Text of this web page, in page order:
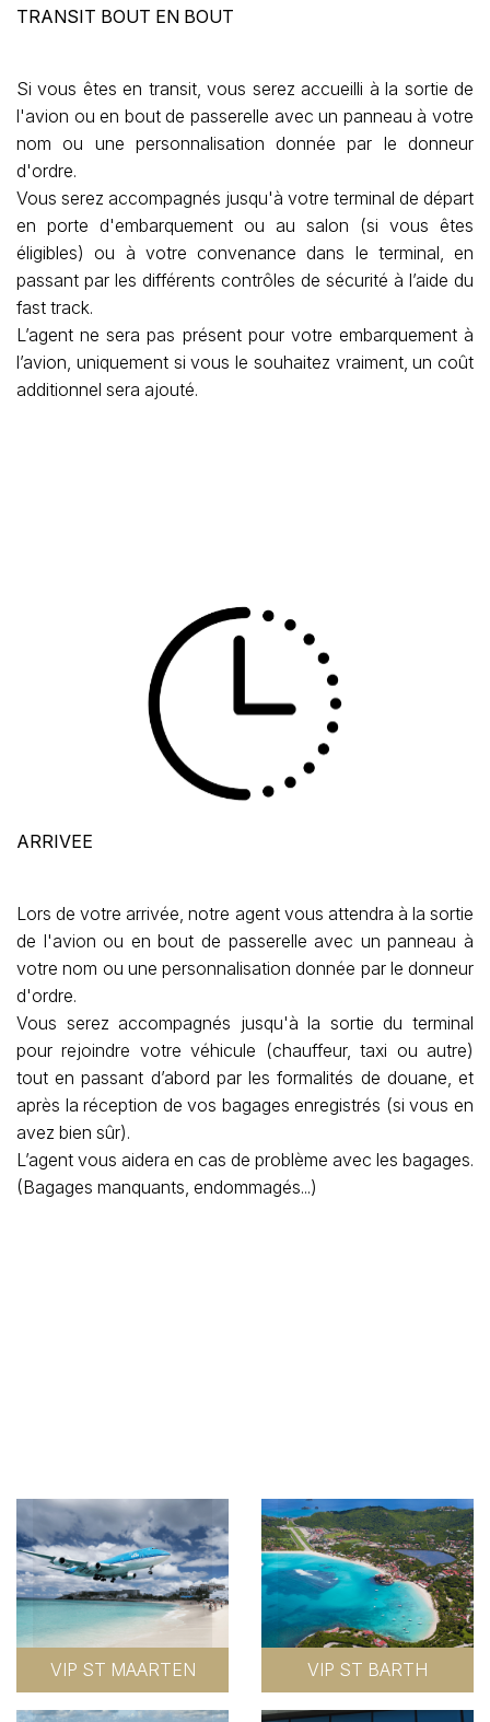
TRANSIT BOUT EN BOUT
Si vous êtes en transit, vous serez accueilli à la sortie de
l'avion ou en bout de passerelle avec un panneau à votre
nom ou une personnalisation donnée par le donneur
d'ordre.
Vous serez accompagnés jusqu'à votre terminal de départ
en porte d'embarquement ou au salon (si vous êtes
éligibles) ou à votre convenance dans le terminal, en
passant par les différents contrôles de sécurité à l’aide du
fast track.
L’agent ne sera pas présent pour votre embarquement à
l’avion, uniquement si vous le souhaitez vraiment, un coût
additionnel sera ajouté.
ARRIVEE
Lors de votre arrivée, notre agent vous attendra à la sortie
de l'avion ou en bout de passerelle avec un panneau à
votre nom ou une personnalisation donnée par le donneur
d'ordre.
Vous serez accompagnés jusqu'à la sortie du terminal
pour rejoindre votre véhicule (chauffeur, taxi ou autre)
tout en passant d’abord par les formalités de douane, et
après la réception de vos bagages enregistrés (si vous en
avez bien sûr).
L’agent vous aidera en cas de problème avec les bagages.
(Bagages manquants, endommagés...)
VIP ST MAARTEN VIP ST BARTH